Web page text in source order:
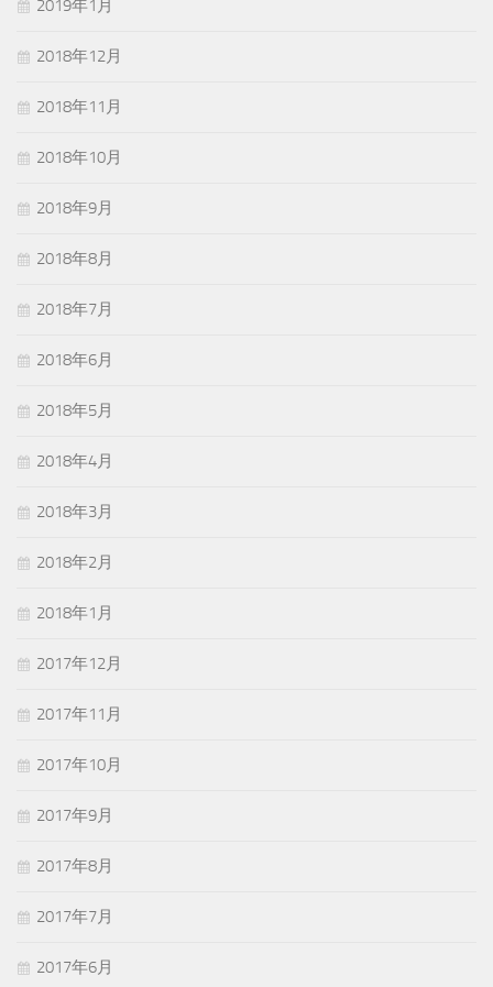
2019年1月
2018年12月
2018年11月
2018年10月
2018年9月
2018年8月
2018年7月
2018年6月
2018年5月
2018年4月
2018年3月
2018年2月
2018年1月
2017年12月
2017年11月
2017年10月
2017年9月
2017年8月
2017年7月
2017年6月